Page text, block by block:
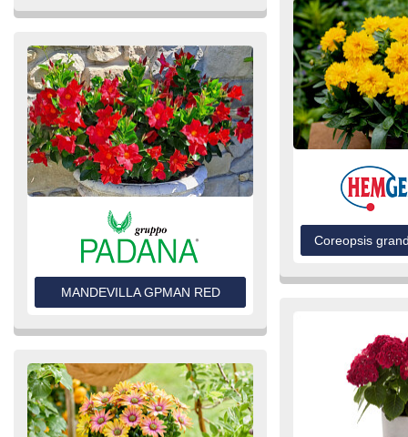
MANDEVILLA GPMAN RED
Coreopsis